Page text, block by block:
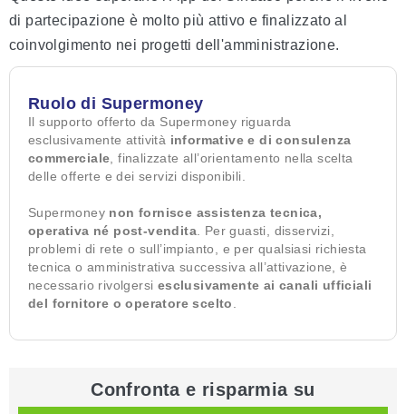
di partecipazione è molto più attivo e finalizzato al
coinvolgimento nei progetti dell'amministrazione.
Ruolo di Supermoney
Il supporto offerto da Supermoney riguarda
esclusivamente attività informative e di consulenza
commerciale , finalizzate all’orientamento nella scelta
delle offerte e dei servizi disponibili.
Supermoney non fornisce assistenza tecnica,
operativa né post-vendita . Per guasti, disservizi,
problemi di rete o sull’impianto, e per qualsiasi richiesta
tecnica o amministrativa successiva all’attivazione, è
necessario rivolgersi esclusivamente ai canali ufficiali
del fornitore o operatore scelto
Confronta e risparmia su